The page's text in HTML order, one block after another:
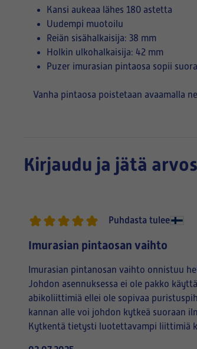
Kansi aukeaa lähes 180 astetta
Uudempi muotoilu
Reiän sisähalkaisija: 38 mm
Holkin ulkohalkaisija: 42 mm
Puzer imurasian pintaosa sopii
Vanha pintaosa poistetaan avaamalla
Kirjaudu ja jätä
Puhdasta tulee
Imurasian pintaosan vaihto
Imurasian pintanosan vaihto onnistuu
Johdon asennuksessa ei ole pakko
abikoliittimiä ellei ole sopivaa
kannan alle voi johdon kytkeä suoraan
Kytkentä tietysti luotettavampi liittimiä